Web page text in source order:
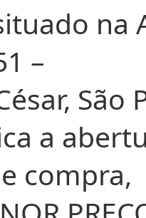
na
–
São
a
compra,